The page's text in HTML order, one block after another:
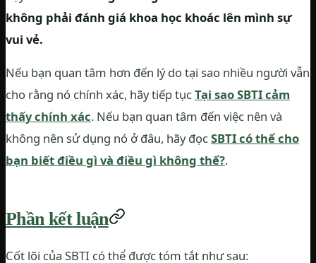
không phải đánh giá khoa học khoác lên mình sự
vui vẻ.
Nếu bạn quan tâm hơn đến lý do tại sao nhiều người vẫn
cho rằng nó chính xác, hãy tiếp tụcTại sao SBTI cảm
thấy chính xác. Nếu bạn quan tâm đến việc nên và
không nên sử dụng nó ở đâu, hãy đọcSBTI có thể cho
bạn biết điều gì và điều gì không thể?.
Phần kết luận
Cốt lõi của SBTI có thể được tóm tắt như sau: